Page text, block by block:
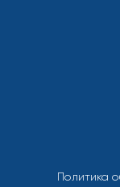
Политика